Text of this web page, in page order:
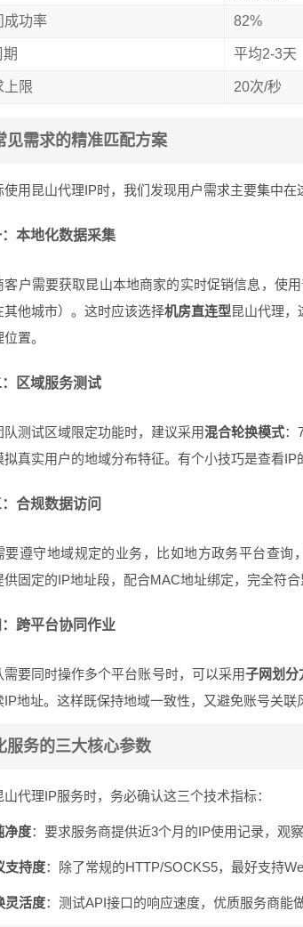
成功率
82%
期 平均2-3天
上限 20次/秒
见需求的精准匹配方案
使用昆山代理IP时，我们发现用户需求主要集中在
本地化数据采集
客户需要获取昆山本地商家的实时促销信息，使用
其他城市）。这时应该选择机房直连型昆山代理，
置。
区域服务测试
队测试区域限定功能时，建议采用混合轮换模式：
真实用户的地域分布特征。有个小技巧是查看IP
合规数据访问
要遵守地域规定的业务，比如地方政务平台查询
供固定的IP地址段，配合MAC地址绑定，完全符合
跨平台协同作业
需要同时操作多个平台账号时，可以采用子网划分
IP地址。这样既保持地域一致性，又避免账号关联
服务的三大核心参数
山代理IP服务时，务必确认这三个技术指标：
净度：要求服务商提供近3个月的IP使用记录，观
支持度：除了常规的HTTP/SOCKS5，最好支持
灵活度：测试API接口的响应速度，优质服务商能